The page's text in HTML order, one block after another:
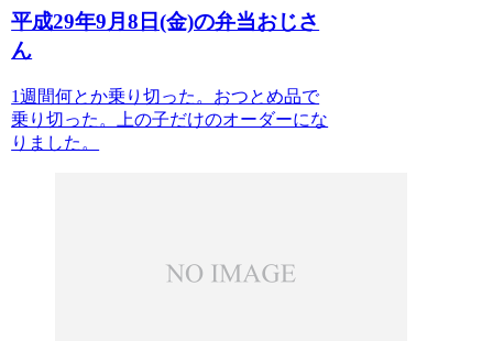
平成29年9月8日(金)の弁当おじさ
ん
1週間何とか乗り切った。おつとめ品で
乗り切った。上の子だけのオーダーにな
りました。